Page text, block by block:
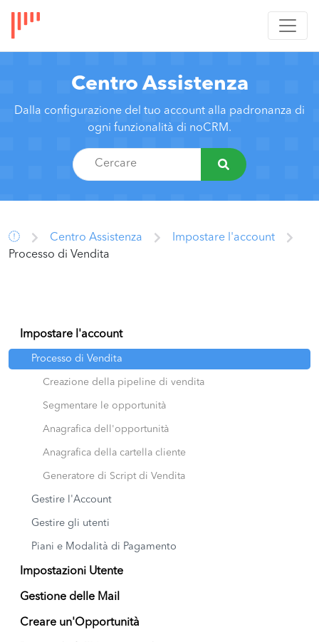
Centro Assistenza
Dalla configurazione del tuo account alla padronanza di
ogni funzionalità di noCRM.
Centro Assistenza
Impostare l'account
Processo di Vendita
Impostare l'account
Processo di Vendita
Creazione della pipeline di vendita
Segmentare le opportunità
Anagrafica dell'opportunità
Anagrafica della cartella cliente
Generatore di Script di Vendita
Gestire l'Account
Gestire gli utenti
Piani e Modalità di Pagamento
Impostazioni Utente
Gestione delle Mail
Creare un'Opportunità